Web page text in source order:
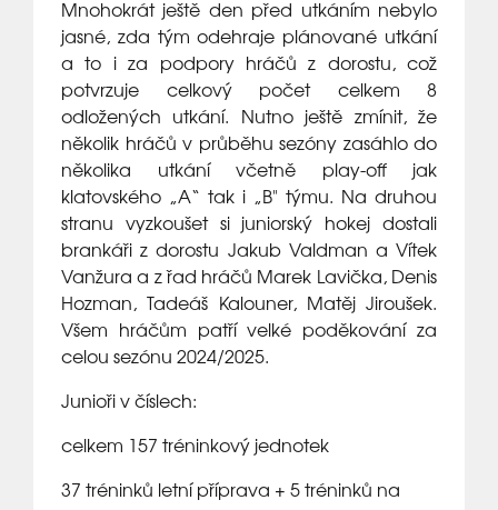
Mnohokrát ještě den před utkáním nebylo
jasné, zda tým odehraje plánované utkání
a to i za podpory hráčů z dorostu, což
potvrzuje celkový počet celkem 8
odložených utkání. Nutno ještě zmínit, že
několik hráčů v průběhu sezóny zasáhlo do
několika utkání včetně play-off jak
klatovského „A“ tak i „B" týmu. Na druhou
stranu vyzkoušet si juniorský hokej dostali
brankáři z dorostu Jakub Valdman a Vítek
Vanžura a z řad hráčů Marek Lavička, Denis
Hozman, Tadeáš Kalouner, Matěj Jiroušek.
Všem hráčům patří velké poděkování za
celou sezónu 2024/2025.
Junioři v číslech:
celkem 157 tréninkový jednotek
37 tréninků letní příprava + 5 tréninků na